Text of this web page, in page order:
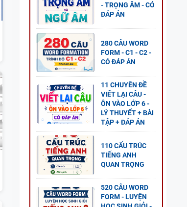
- TRỌNG ÂM - CÓ
ĐÁP ÁN
280 CÂU WORD
FORM - C1 - C2 -
CÓ ĐÁP ÁN
11 CHUYÊN ĐỀ
VIẾT LẠI CÂU -
ÔN VÀO LỚP 6 -
LÝ THUYẾT + BÀI
TẬP + ĐÁP ÁN
110 CẤU TRÚC
TIẾNG ANH
QUAN TRỌNG
520 CÂU WORD
FORM - LUYỆN